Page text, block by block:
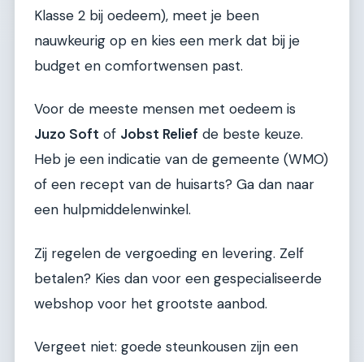
Klasse 2 bij oedeem), meet je been
nauwkeurig op en kies een merk dat bij je
budget en comfortwensen past.
Voor de meeste mensen met oedeem is
Juzo Soft of Jobst Relief de beste keuze.
Heb je een indicatie van de gemeente (WMO)
of een recept van de huisarts? Ga dan naar
een hulpmiddelenwinkel.
Zij regelen de vergoeding en levering. Zelf
betalen? Kies dan voor een gespecialiseerde
webshop voor het grootste aanbod.
Vergeet niet: goede steunkousen zijn een